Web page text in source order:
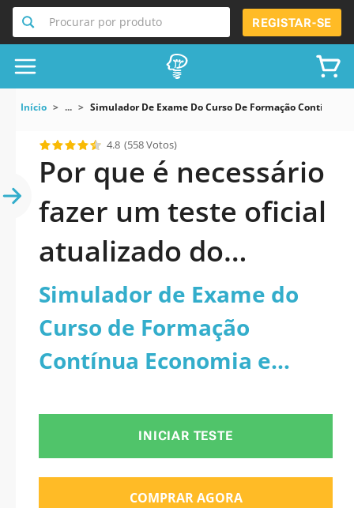
Procurar por produto REGISTAR-SE
Início ... Simulador De Exame Do Curso De Formação Contínua
4.8 (558 Votos)
Por que é necessário
fazer um teste oficial
atualizado do
Simulador de Exame
do Curso de
Formação Contínua
Economia e Finanças
para Não Financeiros
2026?
Simulador de Exame do
Curso de Formação
Contínua Economia e
FinanceirosINICIAR TESTE
COMPRAR AGORA